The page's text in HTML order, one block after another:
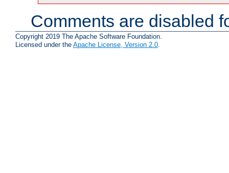
Comments are disabled
Copyright 2019 The Apache Software Foundation.
Licensed under the Apache License, Version 2.0.